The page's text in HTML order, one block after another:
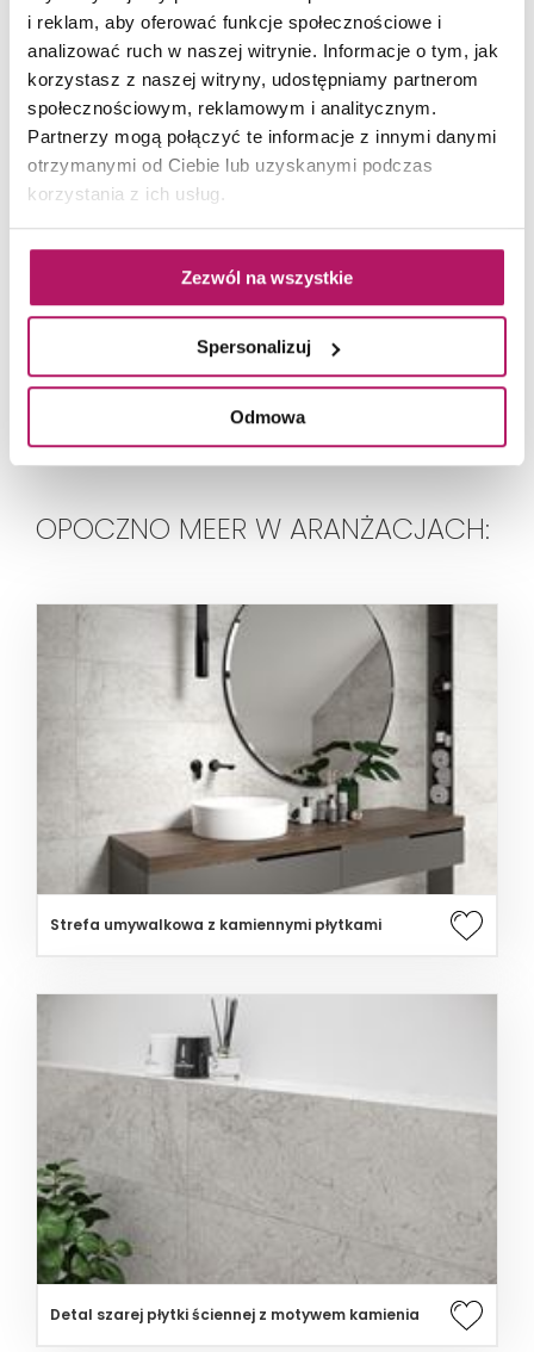
i reklam, aby oferować funkcje społecznościowe i
analizować ruch w naszej witrynie. Informacje o tym, jak
korzystasz z naszej witryny, udostępniamy partnerom
społecznościowym, reklamowym i analitycznym.
Partnerzy mogą połączyć te informacje z innymi danymi
otrzymanymi od Ciebie lub uzyskanymi podczas
korzystania z ich usług.
Zezwól na wszystkie
Spersonalizuj
Odmowa
Opoczno
Naturale
Płytki imitujące strukturę naturalnego drewna w
eleganckich odcieniach kremu, grafitu i szarości.
OPOCZNO MEER W ARANŻACJACH:
Strefa umywalkowa z kamiennymi płytkami
Detal szarej płytki ściennej z motywem kamienia